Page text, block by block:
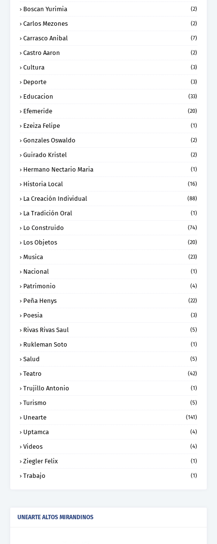
Boscan Yurimia (2)
Carlos Mezones (2)
Carrasco Anibal (7)
Castro Aaron (2)
Cultura (3)
Deporte (3)
Educacion (33)
Efemeride (20)
Ezeiza Felipe (1)
Gonzales Oswaldo (2)
Guirado Kristel (2)
Hermano Nectario Maria (1)
Historia Local (16)
La Creación Individual (88)
La Tradición Oral (1)
Lo Construido (74)
Los Objetos (20)
Musica (23)
Nacional (1)
Patrimonio (4)
Peña Henys (22)
Poesia (3)
Rivas Rivas Saul (5)
Rukleman Soto (1)
Salud (5)
Teatro (42)
Trujillo Antonio (1)
Turismo (5)
Unearte (141)
Uptamca (4)
Videos (4)
Ziegler Felix (1)
Trabajo (1)
UNEARTE ALTOS MIRANDINOS